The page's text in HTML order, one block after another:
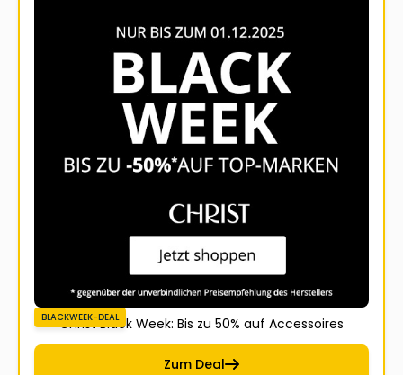
BLACKWEEK-DEAL
Christ Black Week: Bis zu 50% auf Accessoires
Zum Deal